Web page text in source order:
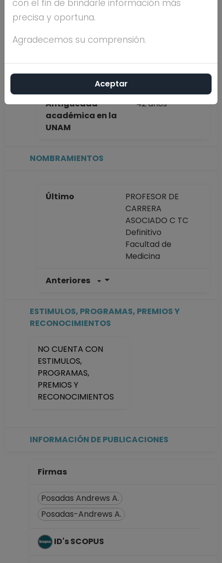
Máximo nivel de
MAESTRÍA
Antigüedad
académica en la
UNAM
42 años
NOMBRAMIENTOS
Último
PROFESOR DE
CARRERA
ASOCIADO C TC
Definitivo
Facultad de
Medicina
Anteriores
Definitivo
ESTIMULOS, PROGRAMAS, PREMIOS Y
RECONOCIMIENTOS
NO CUENTA CON
ESTIMULOS,
PROGRAMAS,
PREMIOS Y
RECONOCIMIENTOS
INFORMACIÓN DE PUBLICACIONES
Firmas
Posadas Andrews A.
Posadas-Andrews A.
ID's SCOPUS
con el fin de brindarle información más
precisa y oportuna.
Agradecemos su comprensión.
Aceptar